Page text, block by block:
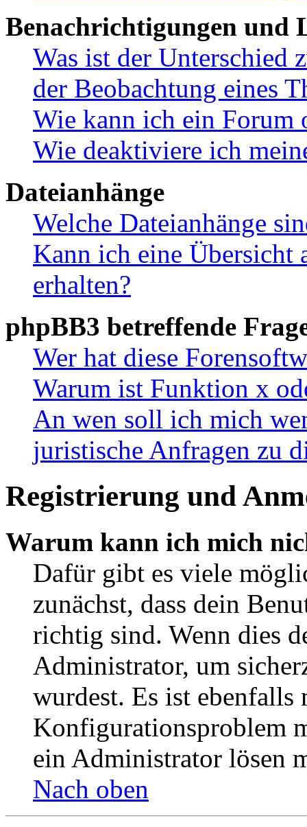
Benachrichtigungen und
Was ist der Unterschied
der Beobachtung eines
Wie kann ich ein Forum
Wie deaktiviere ich
Dateianhänge
Welche Dateianhänge
Kann ich eine Übersicht
erhalten?
phpBB3 betreffende
Wer hat diese
Warum ist Funktion x
An wen soll ich mich
juristische Anfragen zu
Registrierung und
Warum kann ich mich
Dafür gibt es viele
zunächst, dass dein
richtig sind. Wenn dies
Administrator, um
wurdest. Es ist ebenfalls
Konfigurationsproblem
ein Administrator lösen
Nach oben